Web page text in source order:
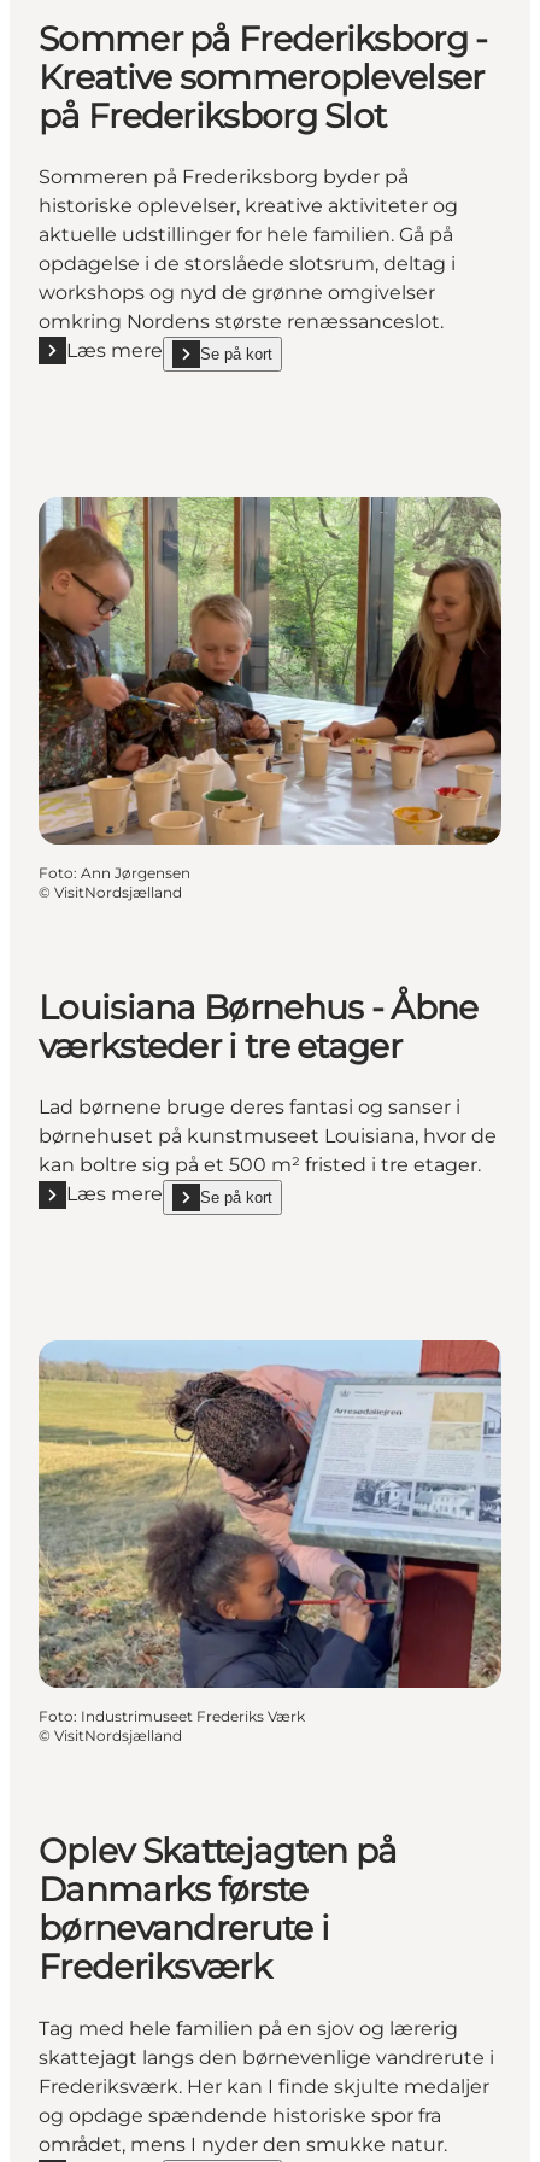
Sommer på Frederiksborg -
Kreative sommeroplevelser
på Frederiksborg Slot
Sommeren på Frederiksborg byder på
historiske oplevelser, kreative aktiviteter og
aktuelle udstillinger for hele familien. Gå på
opdagelse i de storslåede slotsrum, deltag i
workshops og nyd de grønne omgivelser
omkring Nordens største renæssanceslot.
Læs mere
Læs mere "Sommer på Frederiksborg - Kreative
Se på kort
show Sommer på Frederiksborg - Kreative
Foto: Ann Jørgensen
© VisitNordsjælland
Louisiana Børnehus - Åbne
værksteder i tre etager
Lad børnene bruge deres fantasi og sanser i
børnehuset på kunstmuseet Louisiana, hvor de
kan boltre sig på et 500 m² fristed i tre etager.
Læs mere
Læs mere "Louisiana Børnehus - Åbne værksteder i
Se på kort
show Louisiana Børnehus - Åbne værksteder i tre
Foto: Industrimuseet Frederiks Værk
© VisitNordsjælland
Oplev Skattejagten på
Danmarks første
børnevandrerute i
Frederiksværk
Tag med hele familien på en sjov og lærerig
skattejagt langs den børnevenlige vandrerute i
Frederiksværk. Her kan I finde skjulte medaljer
og opdage spændende historiske spor fra
området, mens I nyder den smukke natur.